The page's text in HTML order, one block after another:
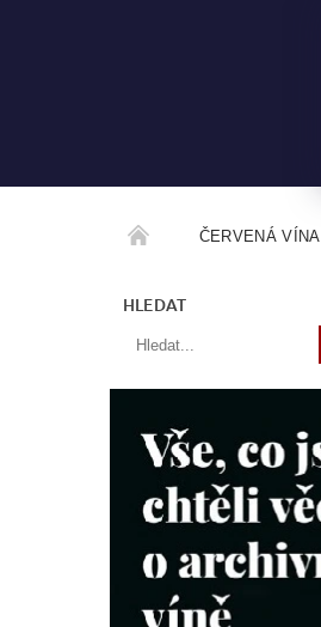
ČERVENÁ VÍNA
ROČNÍKOVÝ ALKOHOL
HLEDAT